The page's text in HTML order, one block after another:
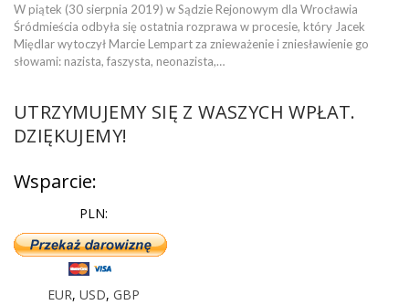
W piątek (30 sierpnia 2019) w Sądzie Rejonowym dla Wrocławia
Śródmieścia odbyła się ostatnia rozprawa w procesie, który Jacek
Międlar wytoczył Marcie Lempart za znieważenie i zniesławienie go
słowami: nazista, faszysta, neonazista,…
UTRZYMUJEMY SIĘ Z WASZYCH WPŁAT.
DZIĘKUJEMY!
Wsparcie:
PLN:
EUR, USD, GBP